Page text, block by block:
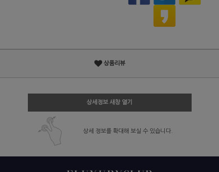
상품리뷰
상세정보 새창 열기
상세 정보를 확대해 보실 수 있습니다.